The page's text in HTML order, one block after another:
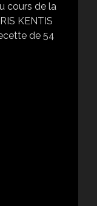
cours de la
KENTIS
de 54